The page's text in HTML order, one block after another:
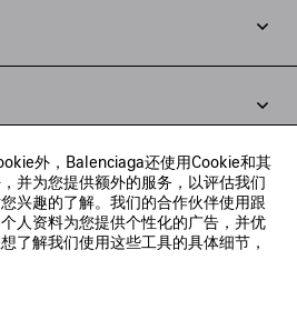
外，Balenciaga还使用Cookie和其
并为您提供额外的服务，以评估我们
兴趣的了解。我们的合作伙伴使用跟
人资料为您提供个性化的广告，并优
了解我们使用这些工具的具体细节，
）有限公司